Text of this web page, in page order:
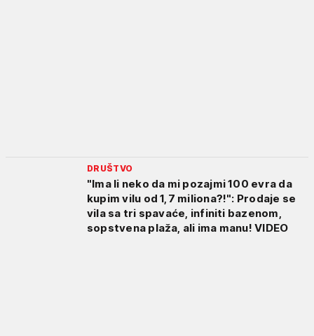
DRUŠTVO
"Ima li neko da mi pozajmi 100 evra da
kupim vilu od 1,7 miliona?!": Prodaje se
vila sa tri spavaće, infiniti bazenom,
sopstvena plaža, ali ima manu! VIDEO